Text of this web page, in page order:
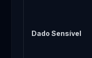
Dado Sensível